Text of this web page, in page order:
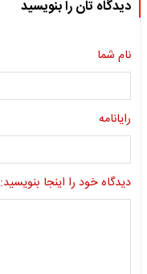
دیدگاه تان را بنویسید
نام شما
رایانامه
دیدگاه خود را اینجا بنویسید: